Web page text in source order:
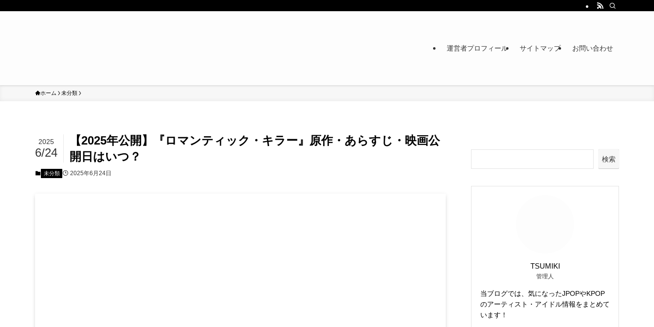
運営者プロフィール サイトマップ お問い合わせ
ホーム 未分類
【2025年公開】『ロマンティック・キラー』原作・あらすじ・映画公
開日はいつ？
2025
6/24
未分類 2025年6月24日
検索
TSUMIKI
管理人
当ブログでは、気になったJPOPやKPOP
のアーティスト・アイドル情報をまとめて
います！